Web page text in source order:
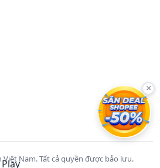
Nam. Tất cả quyền được bảo lưu.
×